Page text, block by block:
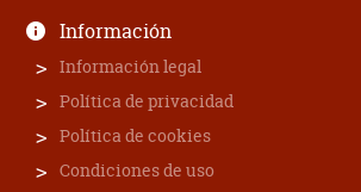
Información
Información legal
Política de privacidad
Política de cookies
Condiciones de uso